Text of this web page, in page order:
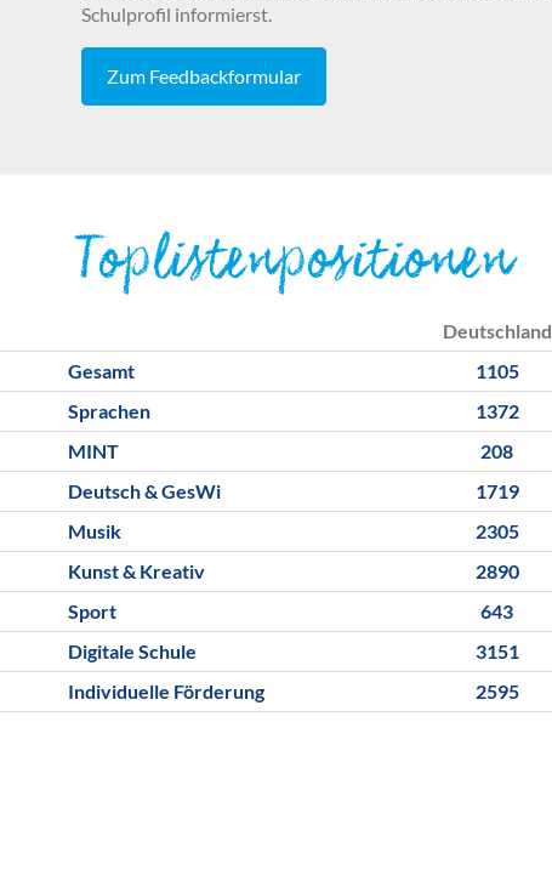
Schulprofil informierst.
Zum Feedbackformular
Toplistenpositionen
Deutschland
Gesamt
1105
Sprachen
1372
MINT
208
Deutsch & GesWi
1719
Musik
2305
Kunst & Kreativ
2890
Sport
643
Digitale Schule
3151
Individuelle Förderung
2595